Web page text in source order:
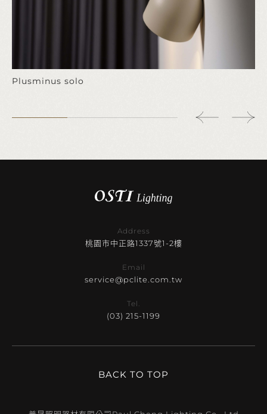
Plusminus solo
Address
桃園市中正路1337號1-2樓
Email
service@pclite.com.tw
Tel.
(03) 215-1199
BACK TO TOP